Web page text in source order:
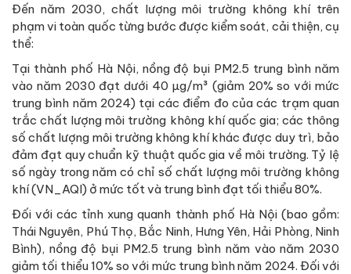
Đến năm 2030, chất lượng môi trường không khí trên
phạm vi toàn quốc từng bước được kiểm soát, cải thiện, cụ
thể:
Tại thành phố Hà Nội, nồng độ bụi PM2.5 trung bình năm
vào năm 2030 đạt dưới 40 µg/m³ (giảm 20% so với mức
trung bình năm 2024) tại các điểm đo của các trạm quan
trắc chất lượng môi trường không khí quốc gia; các thông
số chất lượng môi trường không khí khác được duy trì, bảo
đảm đạt quy chuẩn kỹ thuật quốc gia về môi trường. Tỷ lệ
số ngày trong năm có chỉ số chất lượng môi trường không
khí (VN_AQI) ở mức tốt và trung bình đạt tối thiểu 80%.
Đối với các tỉnh xung quanh thành phố Hà Nội (bao gồm:
Thái Nguyên, Phú Thọ, Bắc Ninh, Hưng Yên, Hải Phòng, Ninh
Bình), nồng độ bụi PM2.5 trung bình năm vào năm 2030
giảm tối thiểu 10% so với mức trung bình năm 2024. Đối với